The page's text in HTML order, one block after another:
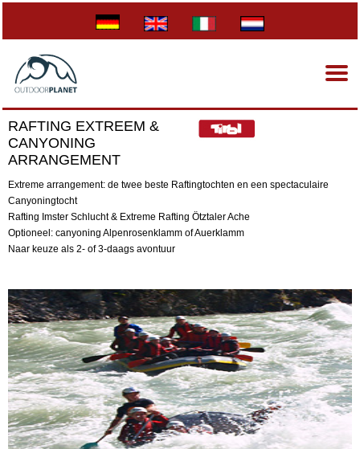
RAFTING EXTREEM &
CANYONING
ARRANGEMENT
Extreme arrangement: de twee beste Raftingtochten en een spectaculaire
Canyoningtocht
Rafting Imster Schlucht & Extreme Rafting Ötztaler Ache
Optioneel: canyoning Alpenrosenklamm of Auerklamm
Naar keuze als 2- of 3-daags avontuur